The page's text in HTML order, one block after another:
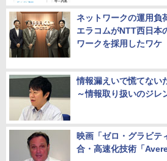
ネットワークの運用
エラコムがNTT西日本
ワークを採用したワケ
情報漏えいで慌てない
～情報取り扱いのジレ
映画「ゼロ・グラビテ
合・高速化技術「